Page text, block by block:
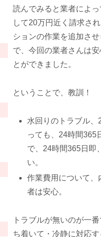
読んでみると業者によ
して20万円近く請求さ
ションの作業を追加さ
で、今回の業者さんは
とができました。
ということで、教訓！
水回りのトラブル
っても、24時間365
で、24時間365日即
い。
作業費用について、
者は安心。
トラブルが無いのが一
ち着いて・冷静に対応す